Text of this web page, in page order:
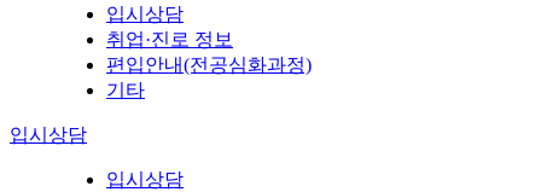
입시상담
취업·진로 정보
편입안내(전공심화과정)
기타
입시상담
입시상담